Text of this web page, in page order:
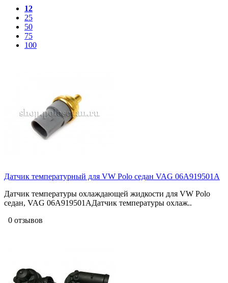
12
25
50
75
100
Датчик температурный для VW Polo седан VAG 06A919501A
Датчик температуры охлаждающей жидкости для VW Polo
седан, VAG 06A919501AДатчик температуры охлаж..
0 отзывов